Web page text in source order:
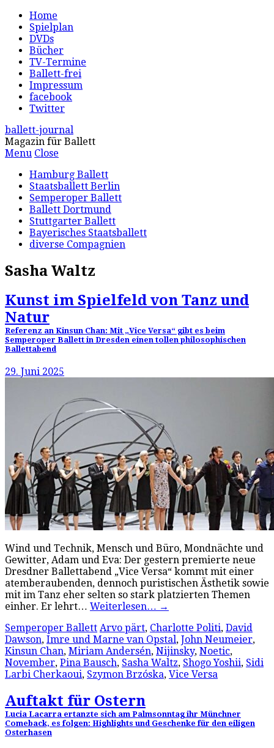
Home
Spielplan
DVDs
Bücher
TV-Termine
Ballett-frei
Impressum
facebook
Twitter
ballett-journal
Magazin für Ballett
Menu Close
Hamburg Ballett
Staatsballett Berlin
Semperoper Ballett
Ballett Dortmund
Stuttgarter Ballett
Bayerisches Staatsballett
diverse Compagnien
Sasha Waltz
Kunst im Spielfeld von Tanz und
Natur
Referenz an Kinsun Chan: Mit „Vice Versa“ gibt es beim
Semperoper Ballett in Dresden einen tollen philosophischen
Ballettabend
29. Juni 2025
Wind und Technik, Mensch und Büro, Mondnächte und
Gewitter, Adam und Eva: Der gestern premierte neue
Dresdner Ballettabend „Vice Versa“ kommt mit einer
atemberaubenden, dennoch puristischen Ästhetik sowie
mit im Tanz eher selten so stark platzierten Themen
einher. Er lehrt… Weiterlesen… →
Semperoper Ballett Arvo pärt, Charlotte Politi, David
Dawson, Imre und Marne van Opstal, John Neumeier,
Kinsun Chan, Miriam Andersén, Nijinsky, Noetic,
November, Pina Bausch, Sasha Waltz, Shogo Yoshii, Sidi
Larbi Cherkaoui, Szymon Brzóska, Vice Versa
Auftakt für Ostern
Lucia Lacarra ertanzte sich am Palmsonntag ihr Münchner
Comeback, es folgen: Highlights und Geschenke für den eiligen
Osterhasen